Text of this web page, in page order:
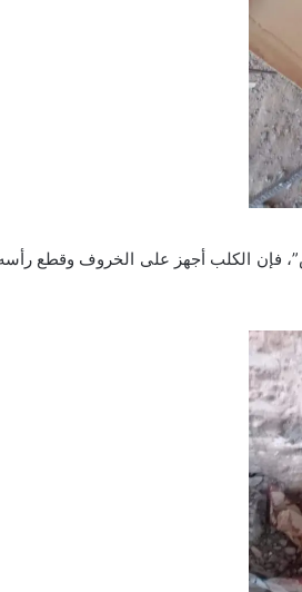
فإن الكلب أجهز على الخروف وقطع